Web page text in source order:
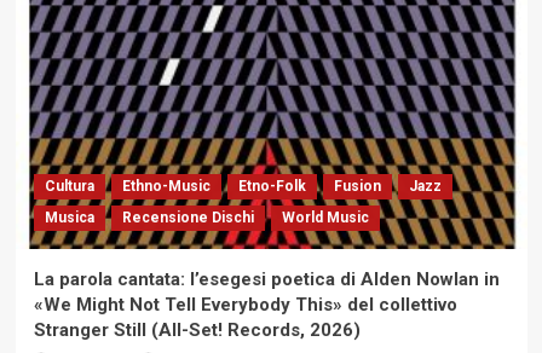
Cultura Ethno-Music Etno-Folk Fusion
Jazz
Musica
Recensione Dischi World Music
La parola cantata: l’esegesi poetica di Alden Nowlan in
«We Might Not Tell Everybody This» del collettivo
Stranger Still (All-Set! Records, 2026)